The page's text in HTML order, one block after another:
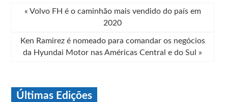
« Volvo FH é o caminhão mais vendido do país em
2020
Ken Ramirez é nomeado para comandar os negócios
da Hyundai Motor nas Américas Central e do Sul »
Últimas Edições